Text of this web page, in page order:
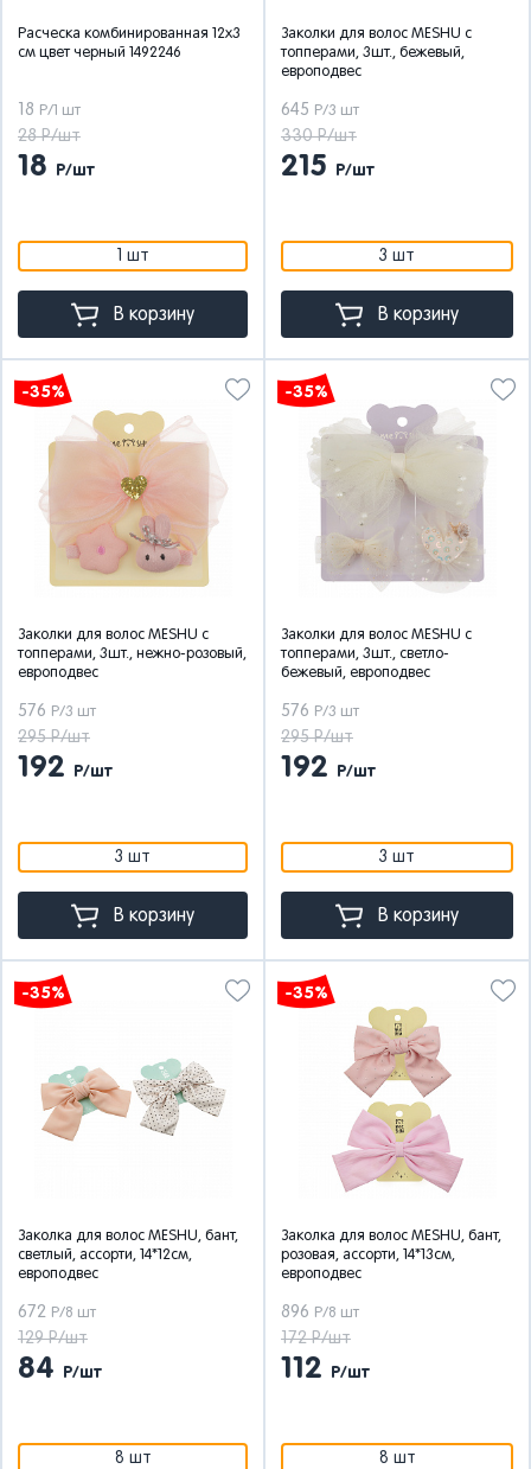
Расческа комбинированная 12x3
см цвет черный 1492246
18 Р/1 шт
28 Р/шт
18 Р/шт
1 шт
В корзину
Заколки для волос MESHU с
топперами, 3шт., бежевый,
европодвес
645 Р/3 шт
330 Р/шт
215 Р/шт
3 шт
В корзину
-35%
Заколки для волос MESHU с
топперами, 3шт., нежно-розовый,
европодвес
576 Р/3 шт
295 Р/шт
192 Р/шт
3 шт
В корзину
-35%
Заколки для волос MESHU с
топперами, 3шт., светло-
бежевый, европодвес
576 Р/3 шт
295 Р/шт
192 Р/шт
3 шт
В корзину
-35%
Заколка для волос MESHU, бант,
светлый, ассорти, 14*12см,
европодвес
672 Р/8 шт
129 Р/шт
84 Р/шт
8 шт
-35%
Заколка для волос MESHU, бант,
розовая, ассорти, 14*13см,
европодвес
896 Р/8 шт
172 Р/шт
112 Р/шт
8 шт